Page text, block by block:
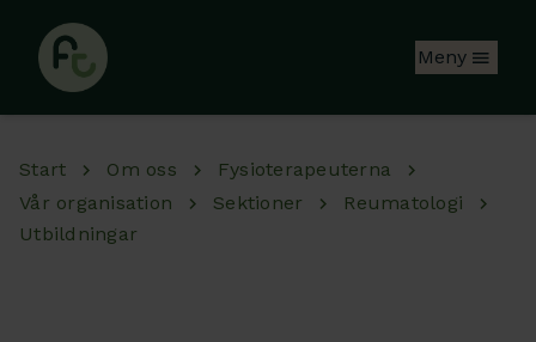
Meny
Start Om oss
Fysioterapeuterna
Vår organisation
Sektioner
Reumatologi
Utbildningar